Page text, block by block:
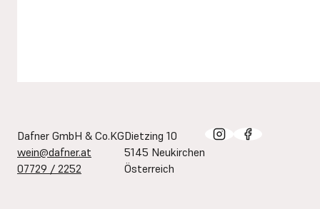
Dafner GmbH & Co.KG
wein@dafner.at
07729 / 2252
Dietzing 10
5145 Neukirchen
Österreich